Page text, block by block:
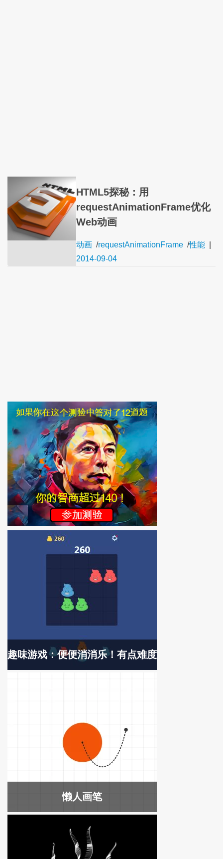
HTML5探秘：用
requestAnimationFrame优化
Web动画
动画 /requestAnimationFrame /性能
2014-09-04
趣味游戏：便便消消乐！有点难度
懒人画笔